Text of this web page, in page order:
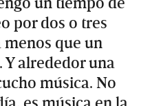
por dos o tres
que un
alrededor una
música. No